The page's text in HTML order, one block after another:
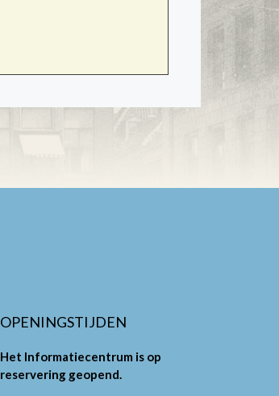
OPENINGSTIJDEN
Het Informatiecentrum is op
reservering geopend.